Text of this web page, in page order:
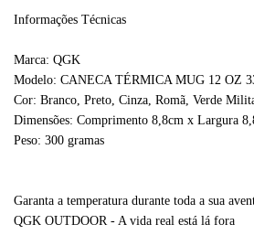
Informações Técnicas
Marca: QGK
Modelo: CANECA TÉRMICA MUG 12 OZ
Cor: Branco, Preto, Cinza, Romã, Verde
Dimensões: Comprimento 8,8cm x Largura
Peso: 300 gramas
Garanta a temperatura durante toda a sua
QGK OUTDOOR - A vida real está lá fora